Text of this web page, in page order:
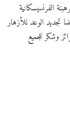
الفرنسيسكانية
تجديد الوعد للأزهار
وشكر للجميع